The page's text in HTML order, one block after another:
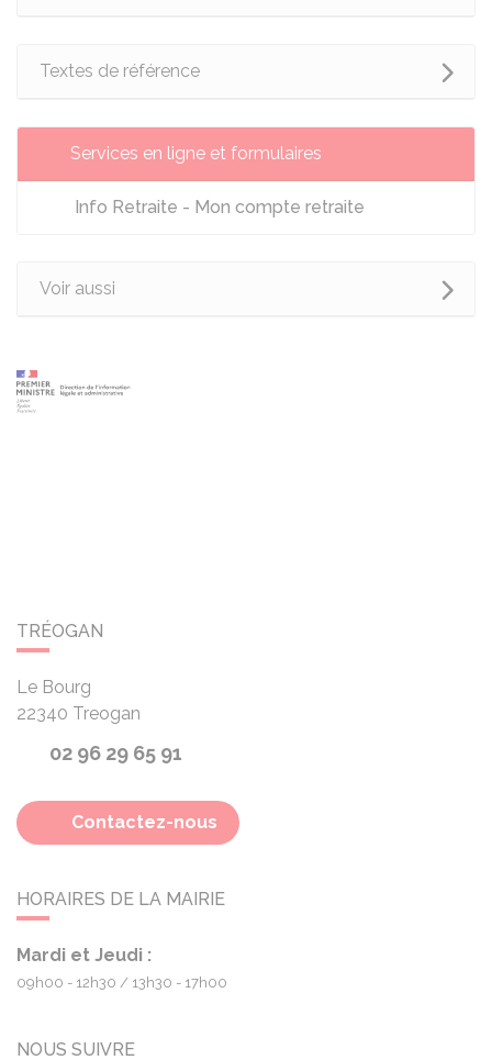
Textes de référence
Services en ligne et formulaires
Info Retraite - Mon compte retraite
Voir aussi
TRÉOGAN
Le Bourg
22340 Treogan
02 96 29 65 91
Contactez-nous
HORAIRES DE LA MAIRIE
Mardi et Jeudi :
09h00 - 12h30 13h30 - 17h00
NOUS SUIVRE